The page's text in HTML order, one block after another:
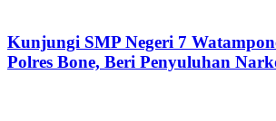
Kunjungi SMP Negeri 7
Polres Bone, Beri Penyuluhan